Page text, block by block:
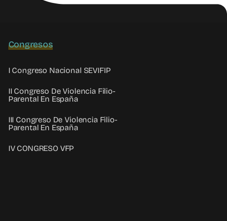
Congresos
I Congreso Nacional SEVIFIP
II Congreso De Violencia Filio-
Parental En España
III Congreso De Violencia Filio-
Parental En España
IV CONGRESO VFP